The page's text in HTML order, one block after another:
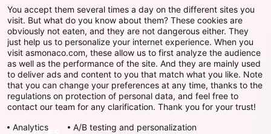
Facebook
X Instagram
YoutubeTikTokTwitch
AS MONACO
You accept them several times a day on the different sites you
visit. But what do you know about them? These cookies are
obviously not eaten, and they are not dangerous either. They
just help us to personalize your internet experience. When you
visit asmonaco.com, these allow us to first analyze the audience
as well as the performance of the site. And they are mainly used
to deliver ads and content to you that match what you like. Note
that you can change your preferences at any time, thanks to the
regulations on protection of personal data, and feel free to
contact our team for any clarification. Thank you for your trust!
Analytics
A/B testing and personalization